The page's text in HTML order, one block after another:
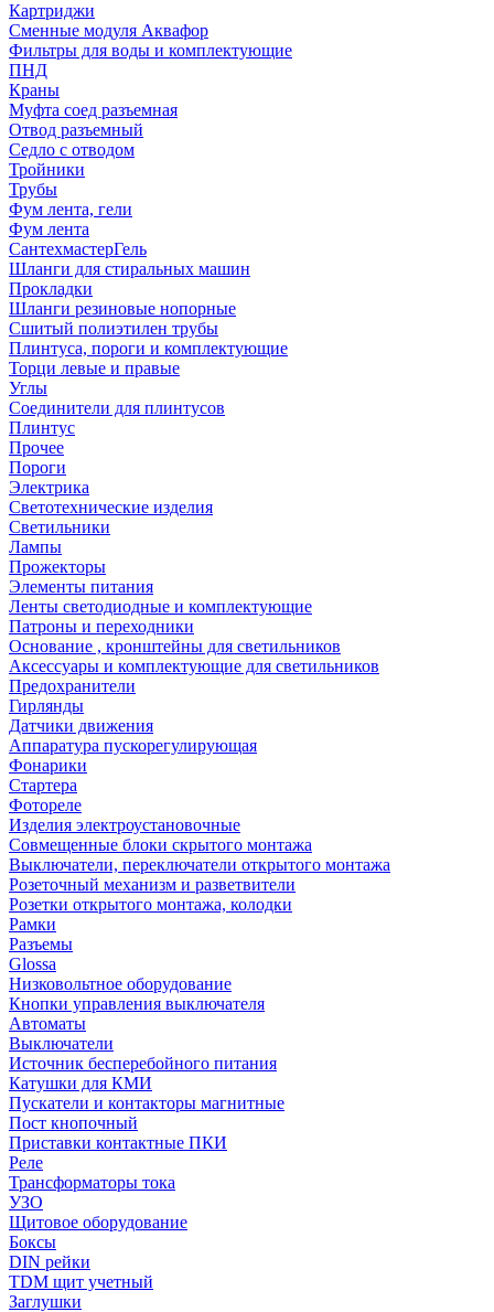
Картриджи
Сменные модуля Аквафор
Фильтры для воды и комплектующие
ПНД
Краны
Муфта соед разъемная
Отвод разъемный
Седло с отводом
Тройники
Трубы
Фум лента, гели
Фум лента
СантехмастерГель
Шланги для стиральных машин
Прокладки
Шланги резиновые нопорные
Сшитый полиэтилен трубы
Плинтуса, пороги и комплектующие
Торци левые и правые
Углы
Соединители для плинтусов
Плинтус
Прочее
Пороги
Электрика
Светотехнические изделия
Светильники
Лампы
Прожекторы
Элементы питания
Ленты светодиодные и комплектующие
Патроны и переходники
Основание , кронштейны для светильников
Аксессуары и комплектующие для светильников
Предохранители
Гирлянды
Датчики движения
Аппаратура пускорегулирующая
Фонарики
Стартера
Фотореле
Изделия электроустановочные
Совмещенные блоки скрытого монтажа
Выключатели, переключатели открытого монтажа
Розеточный механизм и разветвители
Розетки открытого монтажа, колодки
Рамки
Разъемы
Glossa
Низковольтное оборудование
Кнопки управления выключателя
Автоматы
Выключатели
Источник бесперебойного питания
Катушки для КМИ
Пускатели и контакторы магнитные
Пост кнопочный
Приставки контактные ПКИ
Реле
Трансформаторы тока
УЗО
Щитовое оборудование
Боксы
DIN рейки
TDM щит учетный
Заглушки